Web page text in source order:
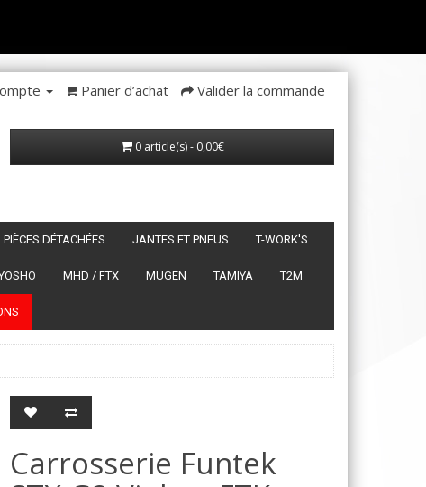
Panier d’achat Valider la commande
0 article(s) - 0,00€
PIÈCES DÉTACHÉES JANTES ET PNEUS T-WORK'S
MHD / FTX MUGEN TAMIYA T2M
Carrosserie Funtek